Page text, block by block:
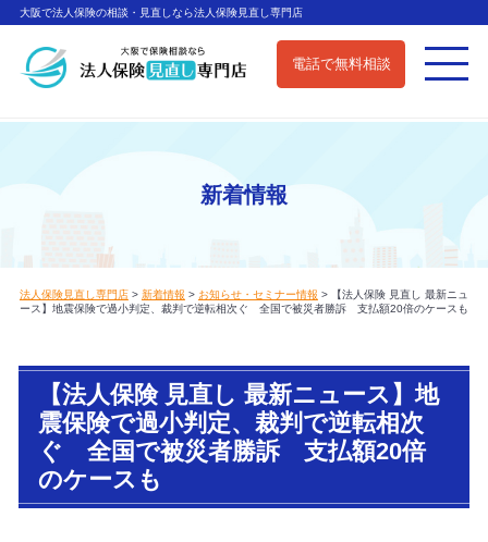
大阪で法人保険の相談・見直しなら法人保険見直し専門店
電話で無料相談
新着情報
法人保険見直し専門店> 新着情報 > お知らせ・セミナー情報 >
【法人保険 見直し 最新ニュ
ース】地震保険で過小判定、裁判で逆転相次ぐ 全国で被災者勝訴 支払額20倍のケースも
【法人保険 見直し 最新ニュース】地
震保険で過小判定、裁判で逆転相次
ぐ 全国で被災者勝訴 支払額20倍
のケースも